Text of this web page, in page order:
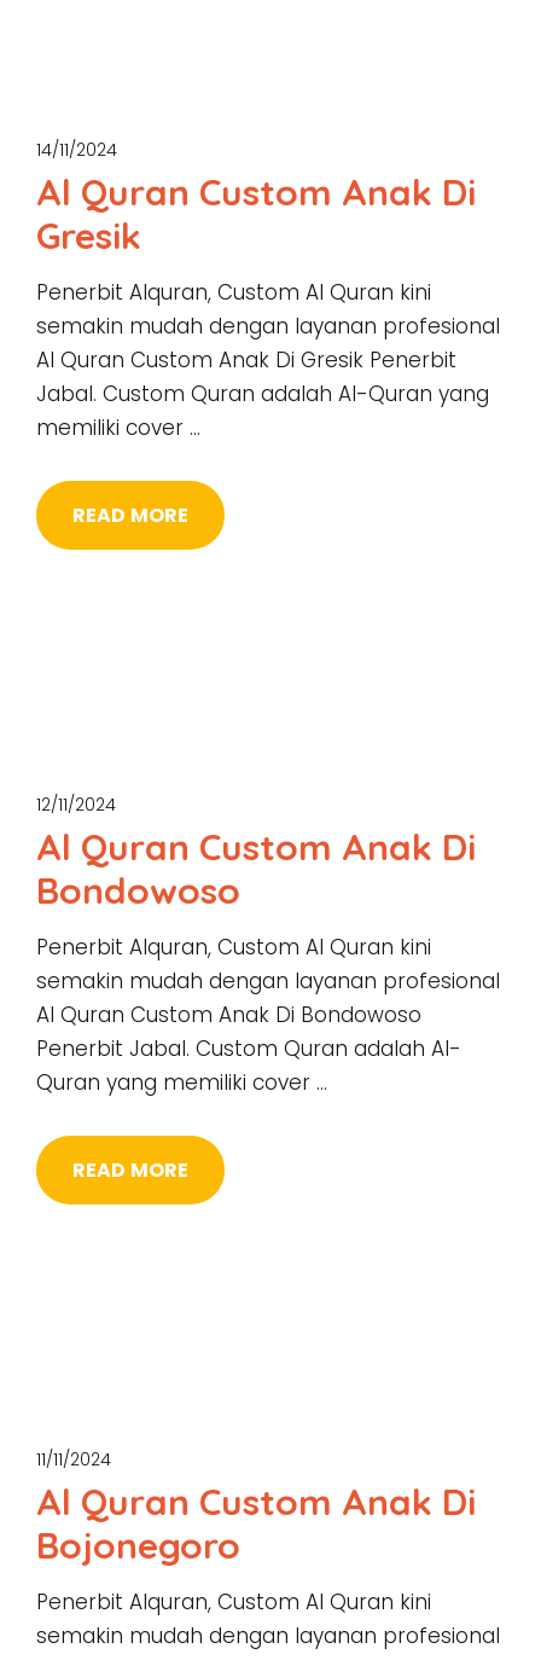
14/11/2024
Al Quran Custom Anak Di
Gresik
Penerbit Alquran, Custom Al Quran kini
semakin mudah dengan layanan profesional
Al Quran Custom Anak Di Gresik Penerbit
Jabal. Custom Quran adalah Al-Quran yang
memiliki cover …
READ MORE
12/11/2024
Al Quran Custom Anak Di
Bondowoso
Penerbit Alquran, Custom Al Quran kini
semakin mudah dengan layanan profesional
Al Quran Custom Anak Di Bondowoso
Penerbit Jabal. Custom Quran adalah Al-
Quran yang memiliki cover …
READ MORE
11/11/2024
Al Quran Custom Anak Di
Bojonegoro
Penerbit Alquran, Custom Al Quran kini
semakin mudah dengan layanan profesional